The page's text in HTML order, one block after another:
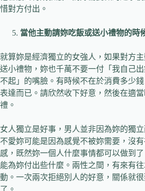
惜對方付出。
當他主動請妳吃飯或送小禮物的時
就算妳是經濟獨立的女強人，如果對方
送小禮物，妳也千萬不要一付「我自己
不起」的嘴臉。有時候不在於消費多少
表達而已。請欣然收下好意，然後在適
禮。
女人獨立是好事，男人並非因為妳的獨
不愛妳可能是因為感覺不被妳需要，沒
感，既然妳一個人什麼事情都可以做到
能為妳付出些什麼。兩性之間，有來有
動。一次兩次拒絕別人的好意，關係就